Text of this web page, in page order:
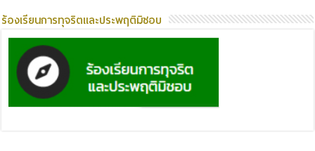
ร้องเรียนการทุจริตและประพฤติมิชอบ